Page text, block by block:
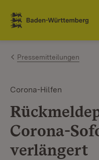
Zum Inhalt
Link zur Startseite
Pressemitteilungen
Corona-Hilfen
Corona-
verlängert